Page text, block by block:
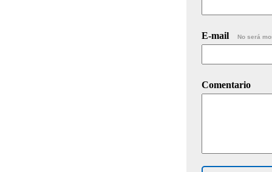
E-mail No será
Comentario